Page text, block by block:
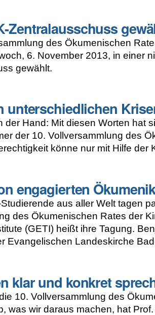
Zentralausschuss
des Ökumenischen
6. November 2013, in einer
gewählt.
unterschiedlichen
der Hand: Mit diesen Worten hat
der 10. Vollversammlung des
könne nur mit Hilfe der
engagierten
aus aller Welt tagen
des Ökumenischen Rates der
(GETI) heißt ihre Tagung.
Evangelischen Landeskirche
klar und konkret
10. Vollversammlung des
was wir daraus machen, hat